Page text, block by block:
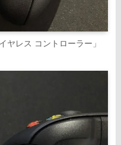
ヤレス コントローラー」